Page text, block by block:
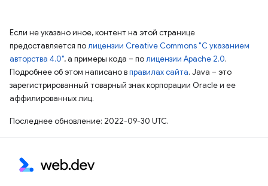
Если не указано иное, контент на этой странице
предоставляется полицензии Creative Commons "С указанием
авторства 4.0", а примеры кода – полицензии Apache 2.0.
Подробнее об этом написано вправилах сайта. Java – это
зарегистрированный товарный знак корпорации Oracle и ее
аффилированных лиц.
Последнее обновление: 2022-09-30 UTC.